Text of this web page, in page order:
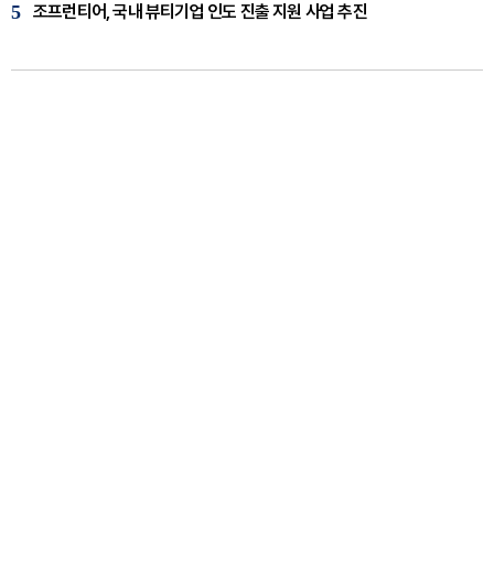
5 조프런티어, 국내 뷰티기업 인도 진출 지원 사업 추진